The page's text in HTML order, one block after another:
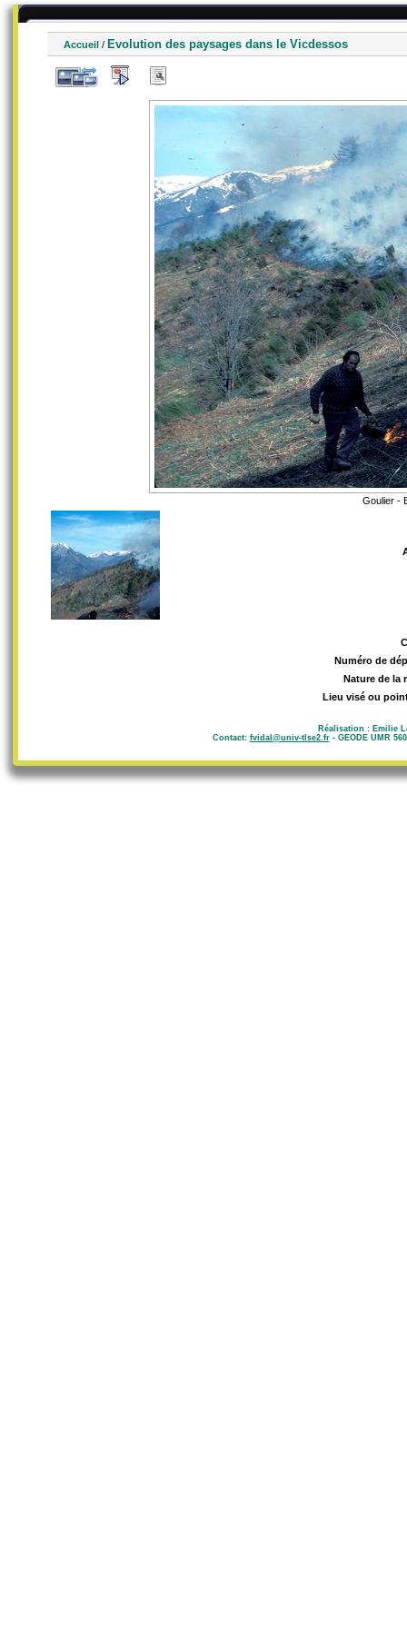
Accueil / Evolution des paysages dans le Vicdessos
Goulier -
Numéro de
Nature de la
Lieu visé ou
Réalisation : Emilie
Contact: fvidal@univ-tlse2.fr- GEODE UMR